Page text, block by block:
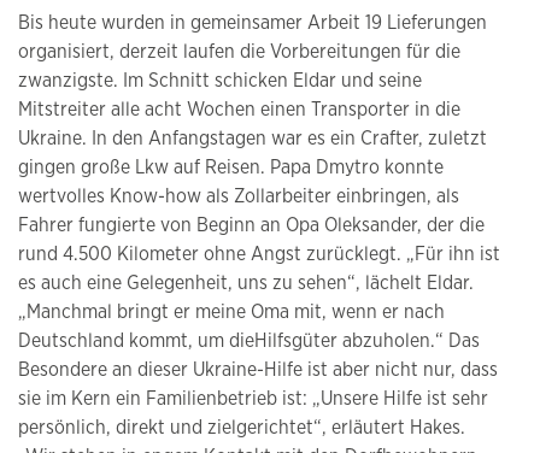
Bis heute wurden in gemeinsamer Arbeit 19 Lieferungen
organisiert, derzeit laufen die Vorbereitungen für die
zwanzigste. Im Schnitt schicken Eldar und seine
Mitstreiter alle acht Wochen einen Transporter in die
Ukraine. In den Anfangstagen war es ein Crafter, zuletzt
gingen große Lkw auf Reisen. Papa Dmytro konnte
wertvolles Know-how als Zollarbeiter einbringen, als
Fahrer fungierte von Beginn an Opa Oleksander, der die
rund 4.500 Kilometer ohne Angst zurücklegt. „Für ihn ist
es auch eine Gelegenheit, uns zu sehen“, lächelt Eldar.
„Manchmal bringt er meine Oma mit, wenn er nach
Deutschland kommt, um dieHilfsgüter abzuholen.“ Das
Besondere an dieser Ukraine-Hilfe ist aber nicht nur, dass
sie im Kern ein Familienbetrieb ist: „Unsere Hilfe ist sehr
persönlich, direkt und zielgerichtet“, erläutert Hakes.